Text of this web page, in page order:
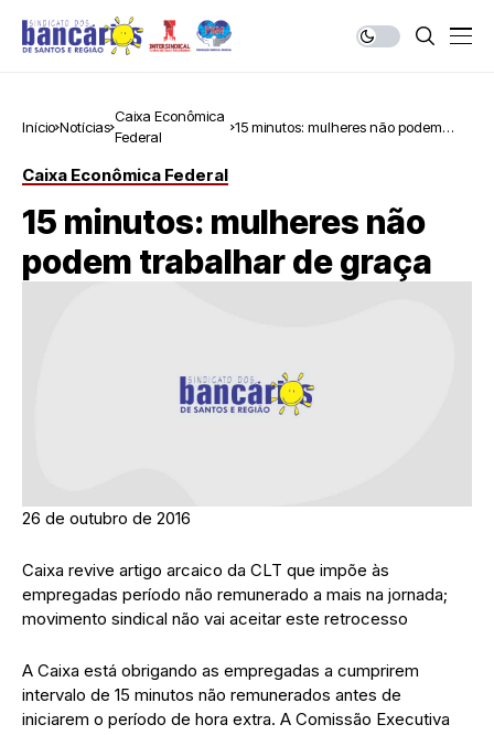
Início Notícias
Caixa Econômica
Federal
15 minutos: mulheres não podem
Caixa Econômica Federal
15 minutos: mulheres não
podem trabalhar de graça
26 de outubro de 2016
Caixa revive artigo arcaico da CLT que impõe às
empregadas período não remunerado a mais na jornada;
movimento sindical não vai aceitar este retrocesso
A Caixa está obrigando as empregadas a cumprirem
intervalo de 15 minutos não remunerados antes de
iniciarem o período de hora extra. A Comissão Executiva